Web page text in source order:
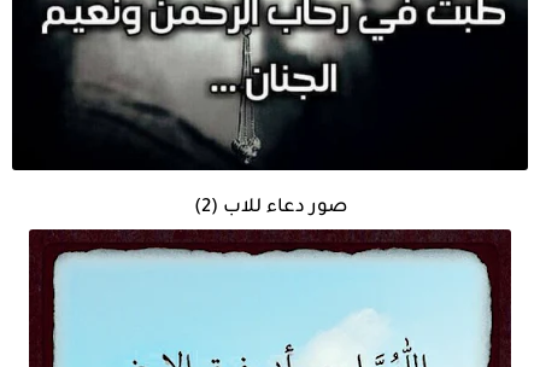
صور دعاء للاب (2)